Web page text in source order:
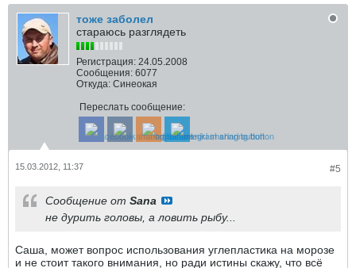
тоже заболел
стараюсь разглядеть
Регистрация: 24.05.2008
Сообщения: 6077
Откуда: Синеокая
Переслать сообщение:
#5
15.03.2012, 11:37
Сообщение от Sana
не дурить головы, а ловить рыбу...
Саша, может вопрос использования углепластика на морозе
и не стоит такого внимания, но ради истины скажу, что всё